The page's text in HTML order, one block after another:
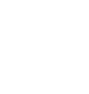
Navigation nach